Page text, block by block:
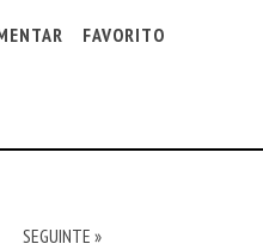
FAVORITO
SEGUINTE »